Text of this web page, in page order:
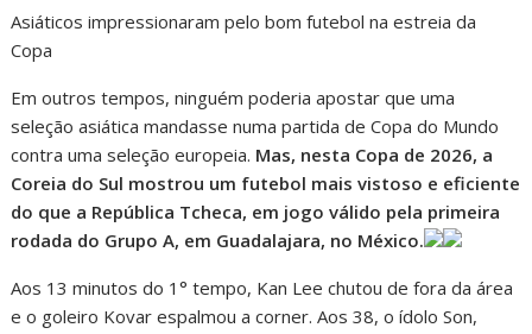
Asiáticos impressionaram pelo bom futebol na estreia da
Copa
Em outros tempos, ninguém poderia apostar que uma
seleção asiática mandasse numa partida de Copa do Mundo
contra uma seleção europeia. Mas, nesta Copa de 2026, a
Coreia do Sul mostrou um futebol mais vistoso e eficiente
do que a República Tcheca, em jogo válido pela primeira
rodada do Grupo A, em Guadalajara, no México.
Aos 13 minutos do 1° tempo, Kan Lee chutou de fora da área
e o goleiro Kovar espalmou a corner. Aos 38, o ídolo Son,